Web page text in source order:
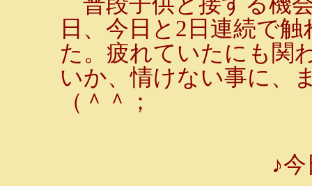
日、今日と2日連続で
た。疲れていたにも関
いか、情けない事に、
（＾＾；
♪